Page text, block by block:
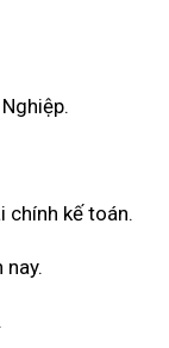
chính kế toán.